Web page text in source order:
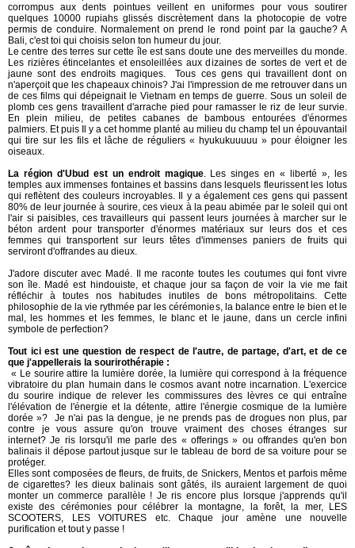
corrompus aux dents pointues veillent en uniformes pour vous soutirer
quelques 10000 rupiahs glissés discrètement dans la photocopie de votre
permis de conduire. Normalement on prend le rond point par la gauche? A
Bali, c'est toi qui choisis selon ton humeur du jour.
Le centre des terres sur cette île est sans doute une des merveilles du monde.
Les rizières étincelantes et ensoleillées aux dizaines de sortes de vert et de
jaune sont des endroits magiques. Tous ces gens qui travaillent dont on
n'aperçoit que les chapeaux chinois? J'ai l'impression de me retrouver dans un
de ces films qui dépeignait le Vietnam en temps de guerre. Sous un soleil de
plomb ces gens travaillent d'arrache pied pour ramasser le riz de leur survie.
En plein milieu, de petites cabanes de bambous entourées d'énormes
palmiers. Et puis Il y a cet homme planté au milieu du champ tel un épouvantail
qui tire sur les fils et lâche de réguliers « hyukukuuuuu » pour éloigner les
oiseaux.
La région d'Ubud est un endroit magique. Les singes en « liberté », les
temples aux immenses fontaines et bassins dans lesquels fleurissent les lotus
qui reflètent des couleurs incroyables. Il y a également ces gens qui passent
80% de leur journée à sourire, ces vieux à la peau abimée par le soleil qui ont
l'air si paisibles, ces travailleurs qui passent leurs journées à marcher sur le
béton ardent pour transporter d'énormes matériaux sur leurs dos et ces
femmes qui transportent sur leurs têtes d'immenses paniers de fruits qui
serviront d'offrandes au dieux.
J'adore discuter avec Madé. Il me raconte toutes les coutumes qui font vivre
son île. Madé est hindouiste, et chaque jour sa façon de voir la vie me fait
réfléchir à toutes nos habitudes inutiles de bons métropolitains. Cette
philosophie de la vie rythmée par les cérémonies, la balance entre le bien et le
mal, les hommes et les femmes, le blanc et le jaune, dans un cercle infini
symbole de perfection?
Tout ici est une question de respect de l'autre, de partage, d'art, et de ce
que j'appellerais la sourirothérapie :
« Le sourire attire la lumière dorée, la lumière qui correspond à la fréquence
vibratoire du plan humain dans le cosmos avant notre incarnation. L'exercice
du sourire indique de relever les commissures des lèvres ce qui entraîne
l'élévation de l'énergie et la détente, attire l'énergie cosmique de la lumière
dorée »? Je n'ai pas la dengue, je ne prends pas de drogues non plus, par
contre je vous assure qu'on trouve vraiment des choses étranges sur
internet? Je ris lorsqu'il me parle des « offerings » ou offrandes qu'en bon
balinais il dépose partout jusque sur le tableau de bord de sa voiture pour se
protéger.
Elles sont composées de fleurs, de fruits, de Snickers, Mentos et parfois même
de cigarettes? les dieux balinais sont gâtés, ils auraient largement de quoi
monter un commerce parallèle ! Je ris encore plus lorsque j'apprends qu'il
existe des cérémonies pour célébrer la montagne, la forêt, la mer, LES
SCOOTERS, LES VOITURES etc. Chaque jour amène une nouvelle
purification et tout y passe !